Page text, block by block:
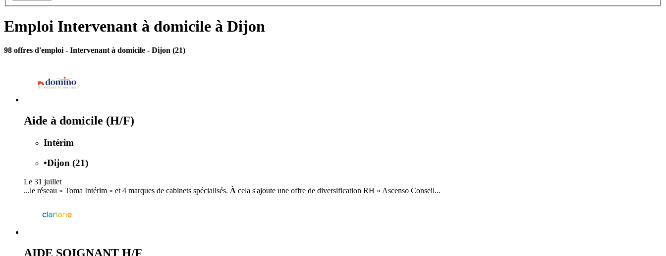
Emploi Intervenant à domicile à Dijon
98 offres d'emploi - Intervenant à domicile - Dijon (21)
Aide à domicile (H/F)
Intérim
•Dijon (21)
Le 31 juillet
...le réseau « Toma Intérim » et 4 marques de cabinets spécialisés. À cela s'ajoute une offre de diversification RH « Ascenso Conseil...
AIDE SOIGNANT H/F